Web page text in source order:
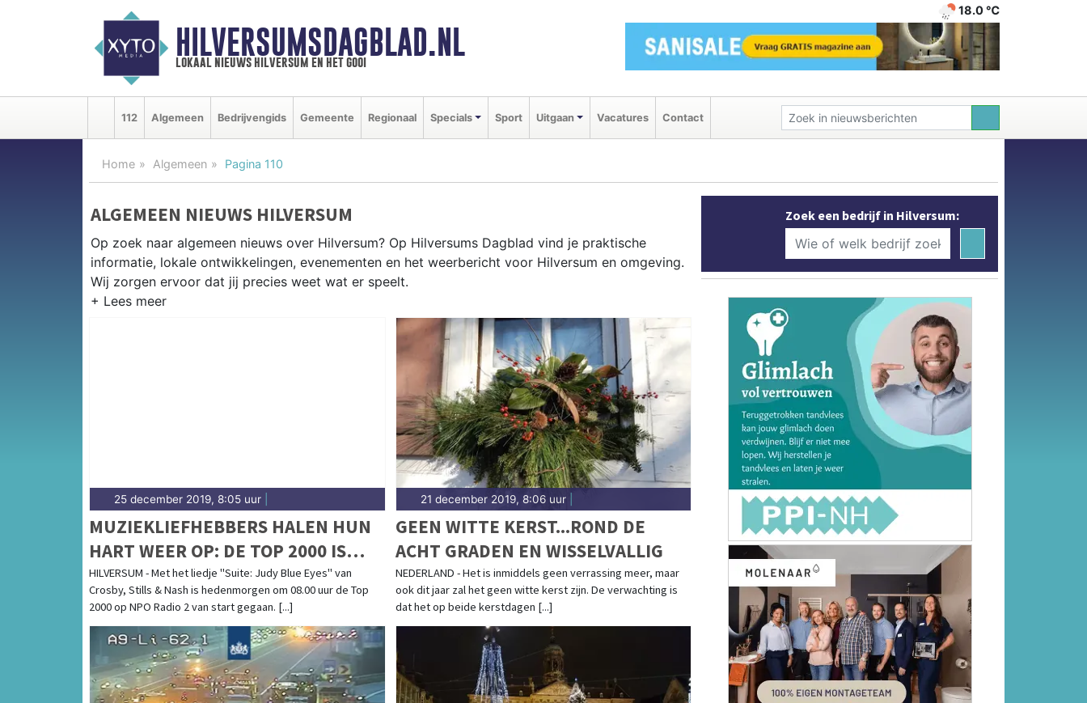
HILVERSUMSDAGBLAD.NL
lokaal nieuws hilversum en het gooi
18.0 ℃
112 Algemeen Bedrijvengids Gemeente Regionaal Specials Sport Uitgaan Vacatures Contact
Home Algemeen Pagina 110
ALGEMEEN NIEUWS HILVERSUM
Op zoek naar algemeen nieuws over Hilversum? Op Hilversums Dagblad vind je praktische
informatie, lokale ontwikkelingen, evenementen en het weerbericht voor Hilversum en omgeving.
Wij zorgen ervoor dat jij precies weet wat er speelt.
PRAKTISCHE INFORMATIE HILVERSUM
Van werkzaamheden op de A1 en de Gooilandweg tot evenementen als Gooise Brouwers en het
25 december 2019, 8:05 uur
MUZIEKLIEFHEBBERS HALEN HUN
HART WEER OP: DE TOP 2000 IS
WEER BEGONNEN
HILVERSUM - Met het liedje "Suite: Judy Blue Eyes" van
Crosby, Stills & Nash is hedenmorgen om 08.00 uur de Top
2000 op NPO Radio 2 van start gegaan. [...]
21 december 2019, 8:06 uur|
GEEN WITTE KERST...ROND DE
ACHT GRADEN EN WISSELVALLIG
NEDERLAND - Het is inmiddels geen verrassing meer, maar
ook dit jaar zal het geen witte kerst zijn. De verwachting is
dat het op beide kerstdagen [...]
Zoek een bedrijf in Hilversum: